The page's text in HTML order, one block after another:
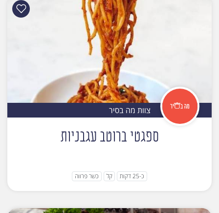
צוות מה בסיר
ספגטי ברוטב עגבניות
כ-25 דקות קל כשר פרווה